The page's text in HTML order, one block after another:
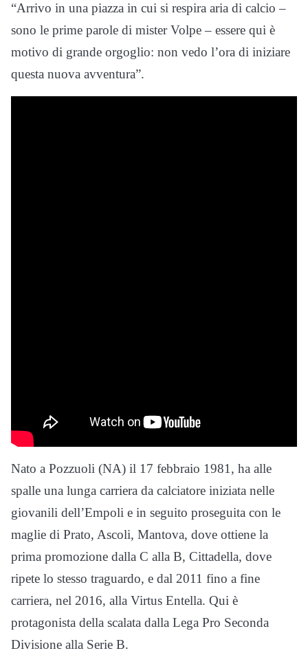
“Arrivo in una piazza in cui si respira aria di calcio –
sono le prime parole di mister Volpe – essere qui è
motivo di grande orgoglio: non vedo l’ora di iniziare
questa nuova avventura”.
Nato a Pozzuoli (NA) il 17 febbraio 1981, ha alle
spalle una lunga carriera da calciatore iniziata nelle
giovanili dell’Empoli e in seguito proseguita con le
maglie di Prato, Ascoli, Mantova, dove ottiene la
prima promozione dalla C alla B, Cittadella, dove
ripete lo stesso traguardo, e dal 2011 fino a fine
carriera, nel 2016, alla Virtus Entella. Qui è
protagonista della scalata dalla Lega Pro Seconda
Divisione alla Serie B.